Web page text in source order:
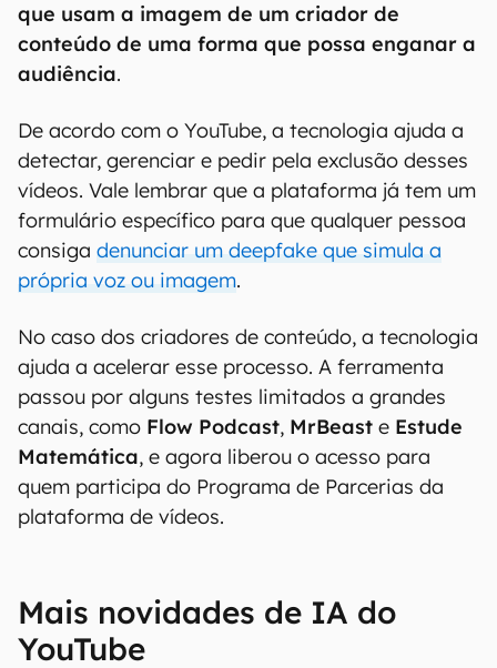
que usam a imagem de um criador de
conteúdo de uma forma que possa enganar a
audiência.
De acordo com o YouTube, a tecnologia ajuda a
detectar, gerenciar e pedir pela exclusão desses
vídeos. Vale lembrar que a plataforma já tem um
formulário específico para que qualquer pessoa
consiga denunciar um deepfake que simula a
própria voz ou imagem.
No caso dos criadores de conteúdo, a tecnologia
ajuda a acelerar esse processo. A ferramenta
passou por alguns testes limitados a grandes
canais, como Flow Podcast, MrBeast e Estude
Matemática, e agora liberou o acesso para
quem participa do Programa de Parcerias da
plataforma de vídeos.
Mais novidades de IA do
YouTube